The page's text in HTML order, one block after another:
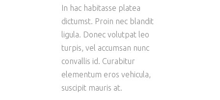
In hac habitasse platea
dictumst. Proin nec blandit
ligula. Donec volutpat leo
turpis, vel accumsan nunc
convallis id. Curabitur
elementum eros vehicula,
suscipit mauris at.